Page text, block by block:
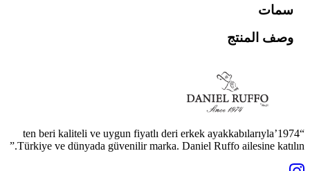
سمات
وصف المنتج
“1974’ten beri kaliteli ve uygun fiyatlı deri erkek ayakkabılarıyla
Türkiye ve dünyada güvenilir marka. Daniel Ruffo ailesine katılın.”